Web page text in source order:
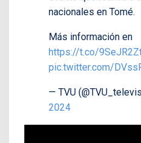
nacionales en Tomé.
Más información en
https://t.co/
pic.twitter.com/
— TVU
2024